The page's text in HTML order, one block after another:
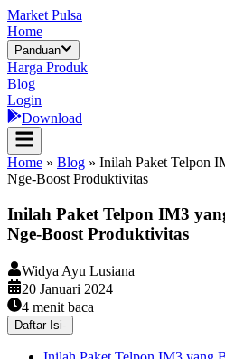
Market Pulsa
Home
Panduan
Harga Produk
Blog
Login
Download
Home » Blog » Inilah Paket Telpon
Nge-Boost Produktivitas
Inilah Paket Telpon IM3
Nge-Boost Produktivitas
Widya Ayu Lusiana
20 Januari 2024
4 menit baca
Daftar Isi-